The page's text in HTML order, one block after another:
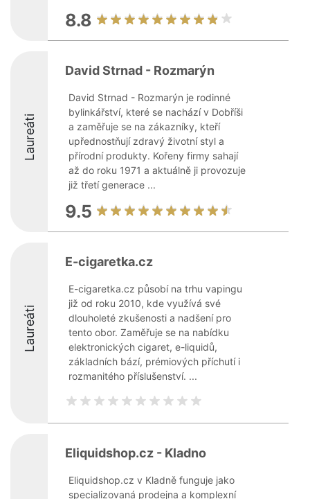
8.8
Laureáti
David Strnad - Rozmarýn
David Strnad - Rozmarýn je rodinné
bylinkářství, které se nachází v Dobříši
a zaměřuje se na zákazníky, kteří
upřednostňují zdravý životní styl a
přírodní produkty. Kořeny firmy sahají
až do roku 1971 a aktuálně ji provozuje
již třetí generace ...
9.5
Laureáti
E-cigaretka.cz
E-cigaretka.cz působí na trhu vapingu
již od roku 2010, kde využívá své
dlouholeté zkušenosti a nadšení pro
tento obor. Zaměřuje se na nabídku
elektronických cigaret, e-liquidů,
základních bází, prémiových příchutí i
rozmanitého příslušenství. ...
Eliquidshop.cz - Kladno
Eliquidshop.cz v Kladně funguje jako
specializovaná prodejna a komplexní